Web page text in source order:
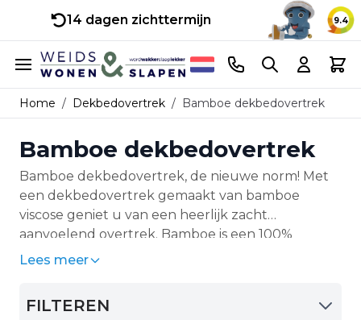
14 dagen zichttermijn 9.4
Ga naar de inhoud
Telefoonnummer
Search Cart
Home / Dekbedovertrek / Bamboe dekbedovertrek
Bamboe dekbedovertrek
Bamboe dekbedovertrek, de nieuwe norm! Met
een dekbedovertrek gemaakt van bamboe
viscose geniet u van een heerlijk zacht
aanvoelend overtrek. Bamboe is een 100%
natuurlijke vezel welke uitermate geschikt is om
hypoallergeen en uitermate soepel. Daarnaast is
Lees meer
FILTEREN